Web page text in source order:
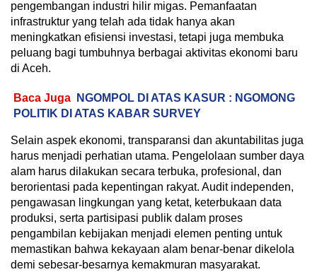
pengembangan industri hilir migas. Pemanfaatan
infrastruktur yang telah ada tidak hanya akan
meningkatkan efisiensi investasi, tetapi juga membuka
peluang bagi tumbuhnya berbagai aktivitas ekonomi baru
di Aceh.
Baca Juga
NGOMPOL DI ATAS KASUR : NGOMONG
POLITIK DI ATAS KABAR SURVEY
Selain aspek ekonomi, transparansi dan akuntabilitas juga
harus menjadi perhatian utama. Pengelolaan sumber daya
alam harus dilakukan secara terbuka, profesional, dan
berorientasi pada kepentingan rakyat. Audit independen,
pengawasan lingkungan yang ketat, keterbukaan data
produksi, serta partisipasi publik dalam proses
pengambilan kebijakan menjadi elemen penting untuk
memastikan bahwa kekayaan alam benar-benar dikelola
demi sebesar-besarnya kemakmuran masyarakat.